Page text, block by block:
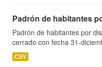
Padrón de habitantes
Padrón de habitantes por
cerrado con fecha 31-
CSV